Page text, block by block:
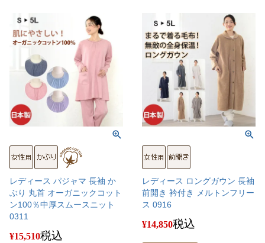
レディース パジャマ 長袖 か
ぶり 丸首 オーガニックコット
ン100％中厚スムースニット
0311
¥15,510税込
レディース ロングガウン 長袖
前開き 衿付き メルトンフリー
ス 0916
¥14,850税込